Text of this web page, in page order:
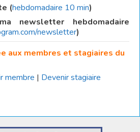
(hebdomadaire 10 min)
newsletter hebdomadaire
newsletter)
aux membres et stagiaires du
membre | Devenir stagiaire